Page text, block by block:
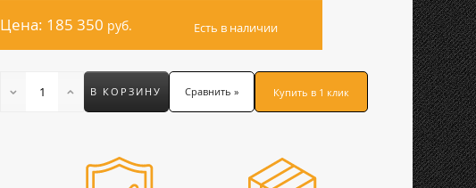
Цена: 185 350 руб. Есть в наличии
В КОРЗИНУ Сравнить » Купить в 1 клик